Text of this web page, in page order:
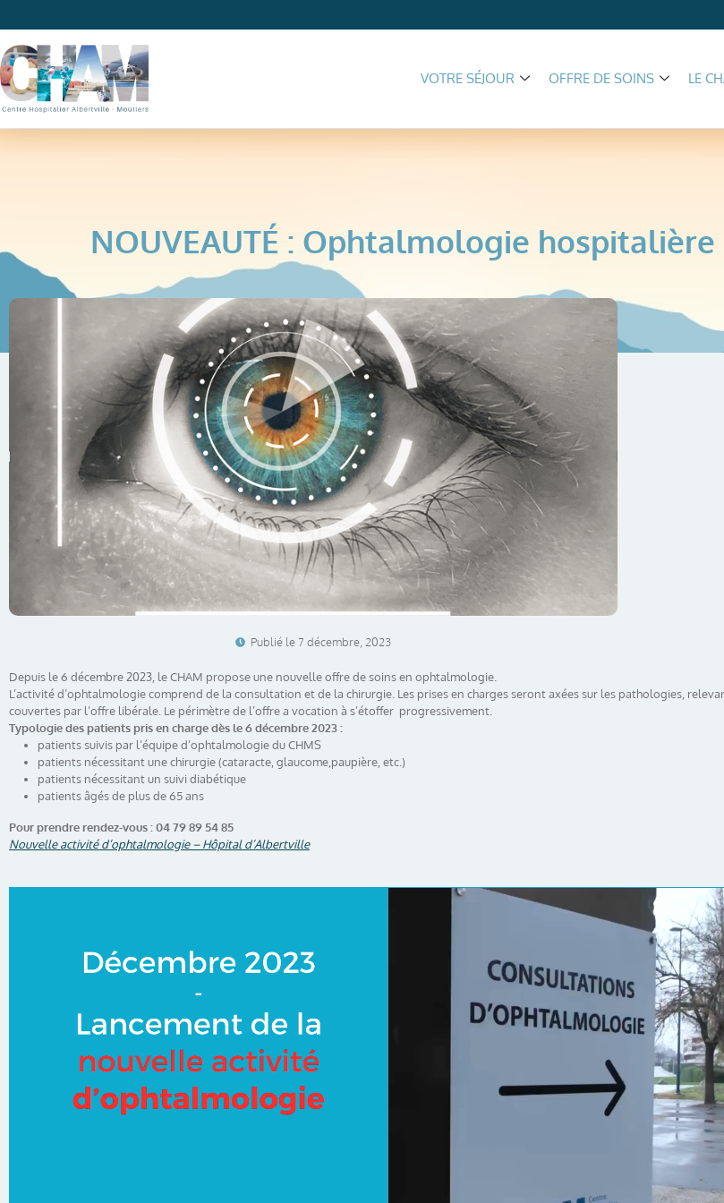
VOTRE SÉJOUR OFFRE DE SOINS LE
NOUVEAUTÉ : Ophtalmologie hospitalière
Publié le7 décembre, 2023
Depuis le 6 décembre 2023, le CHAM propose une nouvelle offre de soins en ophtalmologie.
L’activité d’ophtalmologie comprend de la consultation et de la chirurgie. Les prises en charges seront axées sur les pathologies,
couvertes par l’offre libérale. Le périmètre de l’offre a vocation à s’étoffer progressivement.
Typologie des patients pris en charge dès le 6 décembre 2023 :
patients suivis par l’équipe d’ophtalmologie du CHMS
patients nécessitant une chirurgie (cataracte, glaucome,paupière, etc.)
patients nécessitant un suivi diabétique
patients âgés de plus de 65 ans
Pour prendre rendez-vous : 04 79 89 54 85
Nouvelle activité d’ophtalmologie – Hôpital d’Albertville